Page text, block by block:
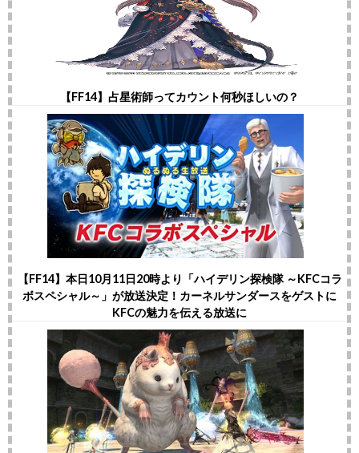
【FF14】占星術師ってカウント何秒ほしいの？
【FF14】本日10月11日20時より「ハイデリン探検隊 ～KFCコラ
ボスペシャル～」が放送決定！カーネルサンダースをゲストに
KFCの魅力を伝える放送に